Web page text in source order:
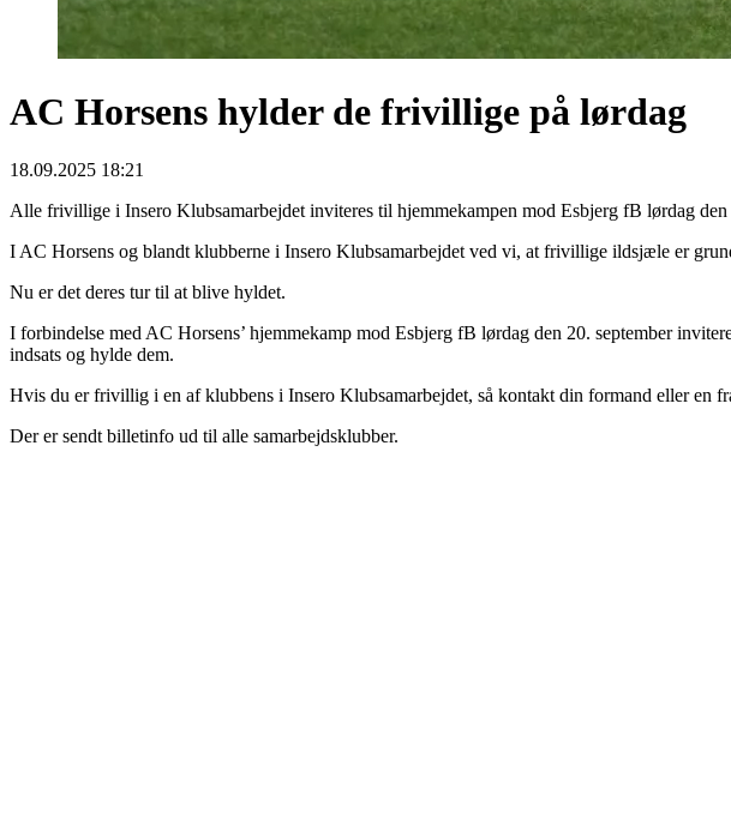
AC Horsens hylder de frivillige på lørdag
18.09.2025 18:21
Alle frivillige i Insero Klubsamarbejdet inviteres til hjemmekampen mod Esbjerg fB lørdag
I AC Horsens og blandt klubberne i Insero Klubsamarbejdet ved vi, at frivillige ildsjæle er
Nu er det deres tur til at blive hyldet.
I forbindelse med AC Horsens’ hjemmekamp mod Esbjerg fB lørdag den 20. september
indsats og hylde dem.
Hvis du er frivillig i en af klubbens i Insero Klubsamarbejdet, så kontakt din formand eller en
Der er sendt billetinfo ud til alle samarbejdsklubber.